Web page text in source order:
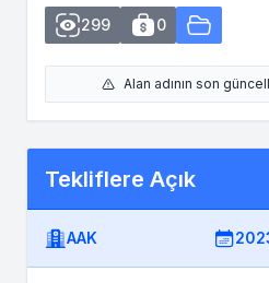
299 0
Alan adının son
Tekliflere Açık
AAK